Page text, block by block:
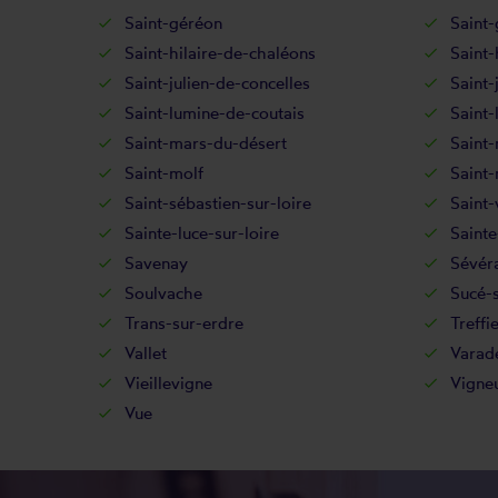
Saint-géréon
Saint-hilaire-de-chaléons
Saint-julien-de-concelles
Saint-lumine-de-coutais
Saint-mars-du-désert
Saint-molf
Saint-sébastien-sur-loire
Sainte-luce-sur-loire
Savenay
Soulvache
Trans-sur-erdre
Vallet
Vieillevigne
Vue